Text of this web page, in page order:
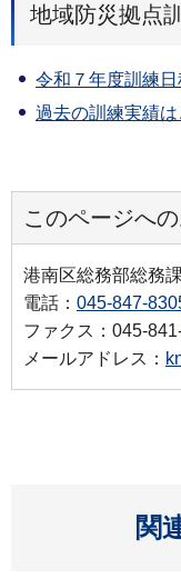
地域防災拠点
令和７年度訓練
過去の訓練実績は
このページへ
港南区総務部総務課
電話： 045-847-
ファクス：045-
メールアドレス：
関